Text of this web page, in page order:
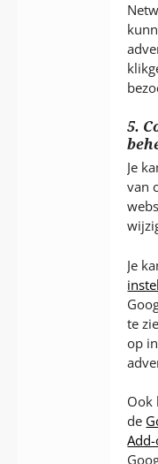
5.
Je
van
Je
te
op
Ook
de